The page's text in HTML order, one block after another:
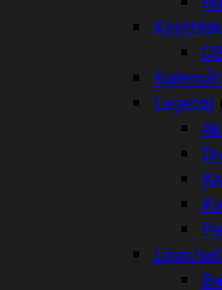
Legetøj
Liner/